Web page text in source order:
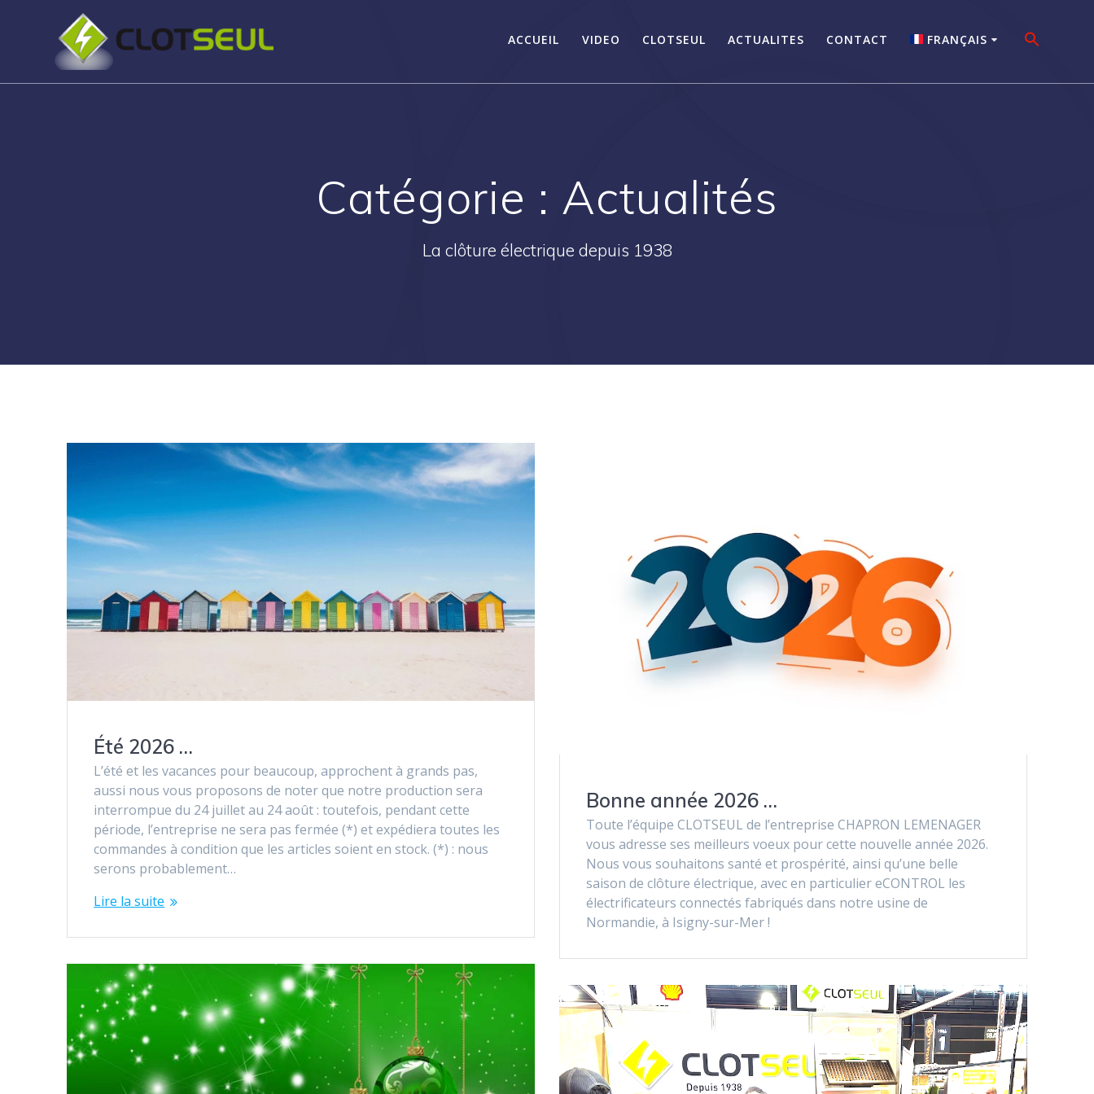
ACCUEIL VIDEO CLOTSEUL ACTUALITES CONTACT FRANÇAIS
NEDERLANDS
Catégorie : Actualités
La clôture électrique depuis 1938
Été 2026 …
L’été et les vacances pour beaucoup, approchent à grands pas,
aussi nous vous proposons de noter que notre production sera
interrompue du 24 juillet au 24 août : toutefois, pendant cette
période, l’entreprise ne sera pas fermée (*) et expédiera toutes les
commandes à condition que les articles soient en stock. (*) : nous
serons probablement…
Lire la suite
Bonne année 2026 …
Toute l’équipe CLOTSEUL de l’entreprise CHAPRON LEMENAGER
vous adresse ses meilleurs voeux pour cette nouvelle année 2026.
Nous vous souhaitons santé et prospérité, ainsi qu’une belle
saison de clôture électrique, avec en particulier eCONTROL les
électrificateurs connectés fabriqués dans notre usine de
Normandie, à Isigny-sur-Mer !